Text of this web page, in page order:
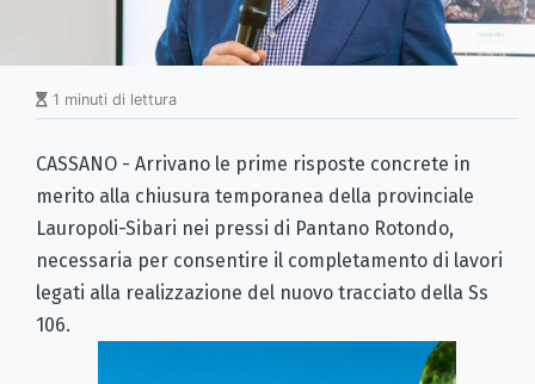
1 minuti di lettura
CASSANO - Arrivano le prime risposte concrete in
merito alla chiusura temporanea della provinciale
Lauropoli-Sibari nei pressi di Pantano Rotondo,
necessaria per consentire il completamento di lavori
legati alla realizzazione del nuovo tracciato della Ss
106.